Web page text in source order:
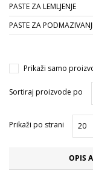
PASTE ZA LEMLJENJE
PASTE ZA
Prikaži samo
Sortiraj proizvode po
Prikaži po strani
OPIS